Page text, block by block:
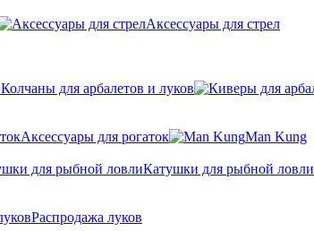
Аксессуары для стрел
Колчаны для арбалетов и луков
Аксессуары для рогаток
Man Kung
Катушки для рыбной ловли
Распродажа луков